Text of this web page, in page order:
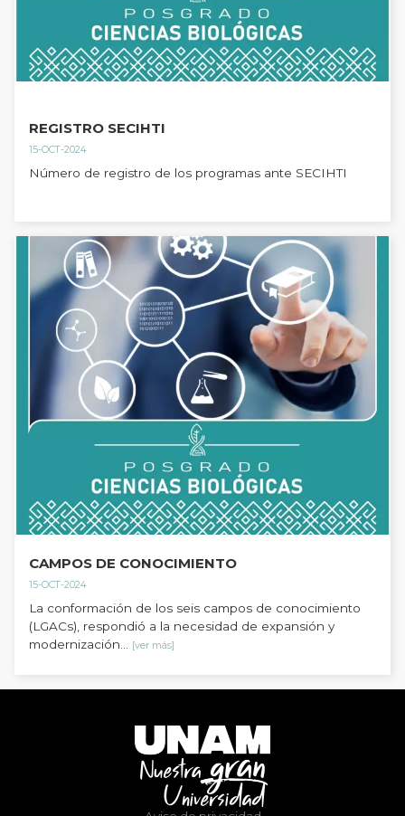
REGISTRO SECIHTI
15-OCT-2024
Número de registro de los programas ante SECIHTI
CAMPOS DE CONOCIMIENTO
15-OCT-2024
La conformación de los seis campos de conocimiento
(LGACs), respondió a la necesidad de expansión y
modernización...
[ver más]